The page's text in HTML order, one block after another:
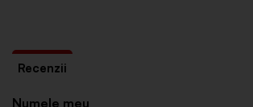
Numele meu